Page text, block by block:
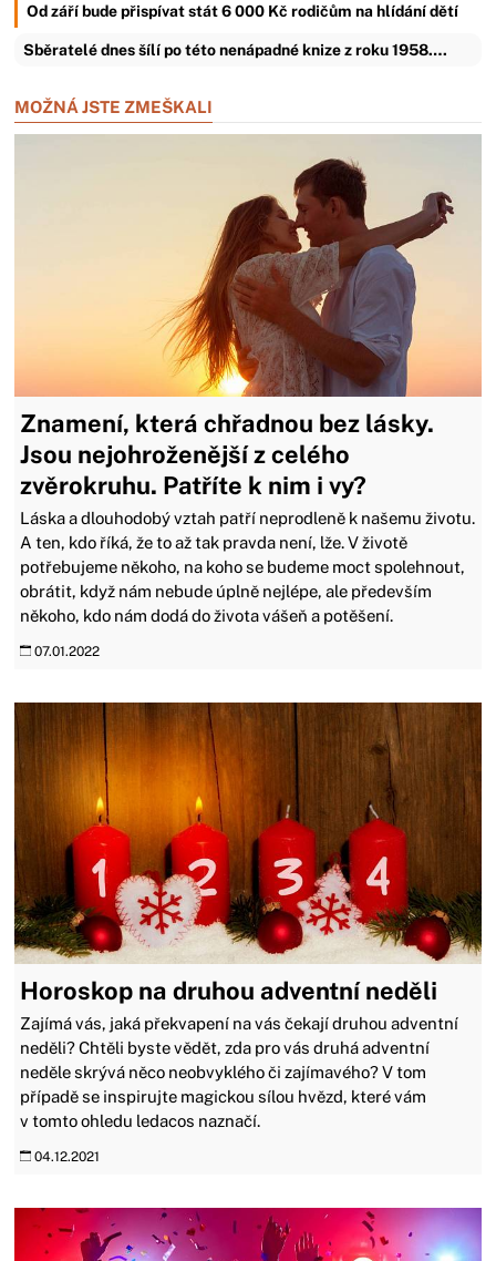
Od září bude přispívat stát 6 000 Kč rodičům na hlídání dětí
Sběratelé dnes šílí po této nenápadné knize z roku 1958.…
MOŽNÁ JSTE ZMEŠKALI
Znamení, která chřadnou bez lásky.
Jsou nejohroženější z celého
zvěrokruhu. Patříte k nim i vy?
Láska a dlouhodobý vztah patří neprodleně k našemu životu.
A ten, kdo říká, že to až tak pravda není, lže. V životě
potřebujeme někoho, na koho se budeme moct spolehnout,
obrátit, když nám nebude úplně nejlépe, ale především
někoho, kdo nám dodá do života vášeň a potěšení.
07.01.2022
Horoskop na druhou adventní neděli
Zajímá vás, jaká překvapení na vás čekají druhou adventní
neděli? Chtěli byste vědět, zda pro vás druhá adventní
neděle skrývá něco neobvyklého či zajímavého? V tom
případě se inspirujte magickou sílou hvězd, které vám
v tomto ohledu ledacos naznačí.
04.12.2021